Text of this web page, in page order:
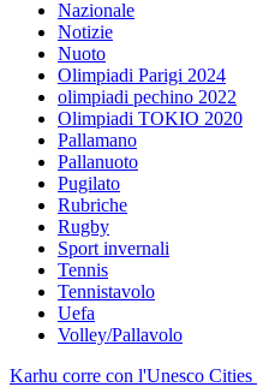
Nazionale
Notizie
Nuoto
Olimpiadi Parigi 2024
olimpiadi pechino 2022
Olimpiadi TOKIO 2020
Pallamano
Pallanuoto
Pugilato
Rubriche
Rugby
Sport invernali
Tennis
Tennistavolo
Uefa
Volley/Pallavolo
Karhu corre con l'Unesco Cities